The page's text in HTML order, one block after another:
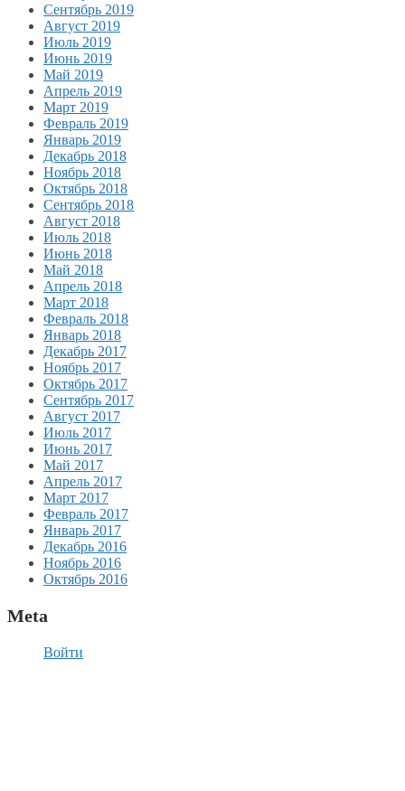
Сентябрь 2019
Август 2019
Июль 2019
Июнь 2019
Май 2019
Апрель 2019
Март 2019
Февраль 2019
Январь 2019
Декабрь 2018
Ноябрь 2018
Октябрь 2018
Сентябрь 2018
Август 2018
Июль 2018
Июнь 2018
Май 2018
Апрель 2018
Март 2018
Февраль 2018
Январь 2018
Декабрь 2017
Ноябрь 2017
Октябрь 2017
Сентябрь 2017
Август 2017
Июль 2017
Июнь 2017
Май 2017
Апрель 2017
Март 2017
Февраль 2017
Январь 2017
Декабрь 2016
Ноябрь 2016
Октябрь 2016
Meta
Войти